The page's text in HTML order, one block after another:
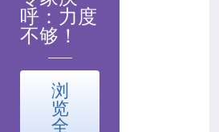
呼：力度
不够！
浏
览
全